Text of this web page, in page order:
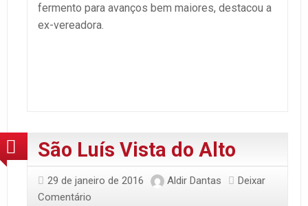
fermento para avanços bem maiores, destacou a
ex-vereadora.
São Luís Vista do Alto
29 de janeiro de 2016 Aldir Dantas
Deixar
Comentário